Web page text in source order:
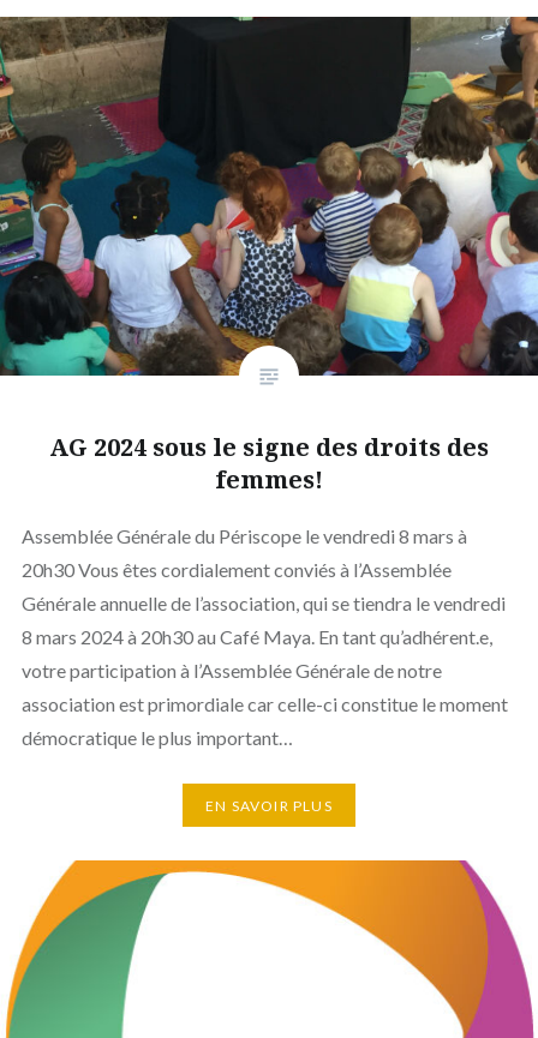
AG 2024 sous le signe des droits des
femmes!
Assemblée Générale du Périscope le vendredi 8 mars à
20h30 Vous êtes cordialement conviés à l’Assemblée
Générale annuelle de l’association, qui se tiendra le vendredi
8 mars 2024 à 20h30 au Café Maya. En tant qu’adhérent.e,
votre participation à l’Assemblée Générale de notre
association est primordiale car celle-ci constitue le moment
démocratique le plus important…
EN SAVOIR PLUS